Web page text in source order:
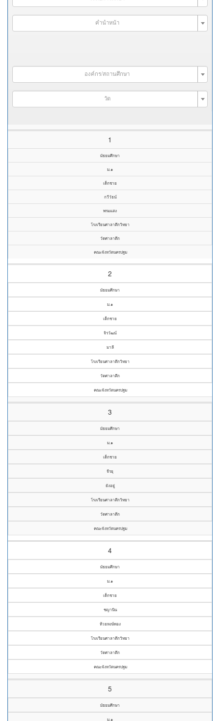
คำนำหน้า
องค์กร/สถานศึกษา
วัด
1
มัธยมศึกษา
ม.๑
เด็กชาย
กวีวัธน์
พรมแสง
โรงเรียนศาลาตึกวิทยา
วัดศาลาตึก
คณะจังหวัดนครปฐม
2
มัธยมศึกษา
ม.๑
เด็กชาย
จิรวัฒน์
มาลี
โรงเรียนศาลาตึกวิทยา
วัดศาลาตึก
คณะจังหวัดนครปฐม
3
มัธยมศึกษา
ม.๑
เด็กชาย
จีรยุ
ยังอยู่
โรงเรียนศาลาตึกวิทยา
วัดศาลาตึก
คณะจังหวัดนครปฐม
4
มัธยมศึกษา
ม.๑
เด็กชาย
ชญานิน
ห้วยหงษ์ทอง
โรงเรียนศาลาตึกวิทยา
วัดศาลาตึก
คณะจังหวัดนครปฐม
5
มัธยมศึกษา
ม.๑